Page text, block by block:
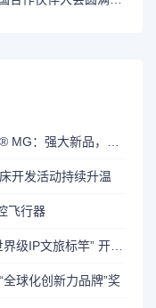
WHOOP发布WHOOP® 5.0与WHOOP® MG：强大新品，引领健康与长寿领域的突破性创新
开发活动持续升温
飞行器
小黄鸭德盈双轨并进战略升级：打造“世界级IP文旅标竿” 开创“AI智能互动新蓝海”
球化创新力品牌”奖